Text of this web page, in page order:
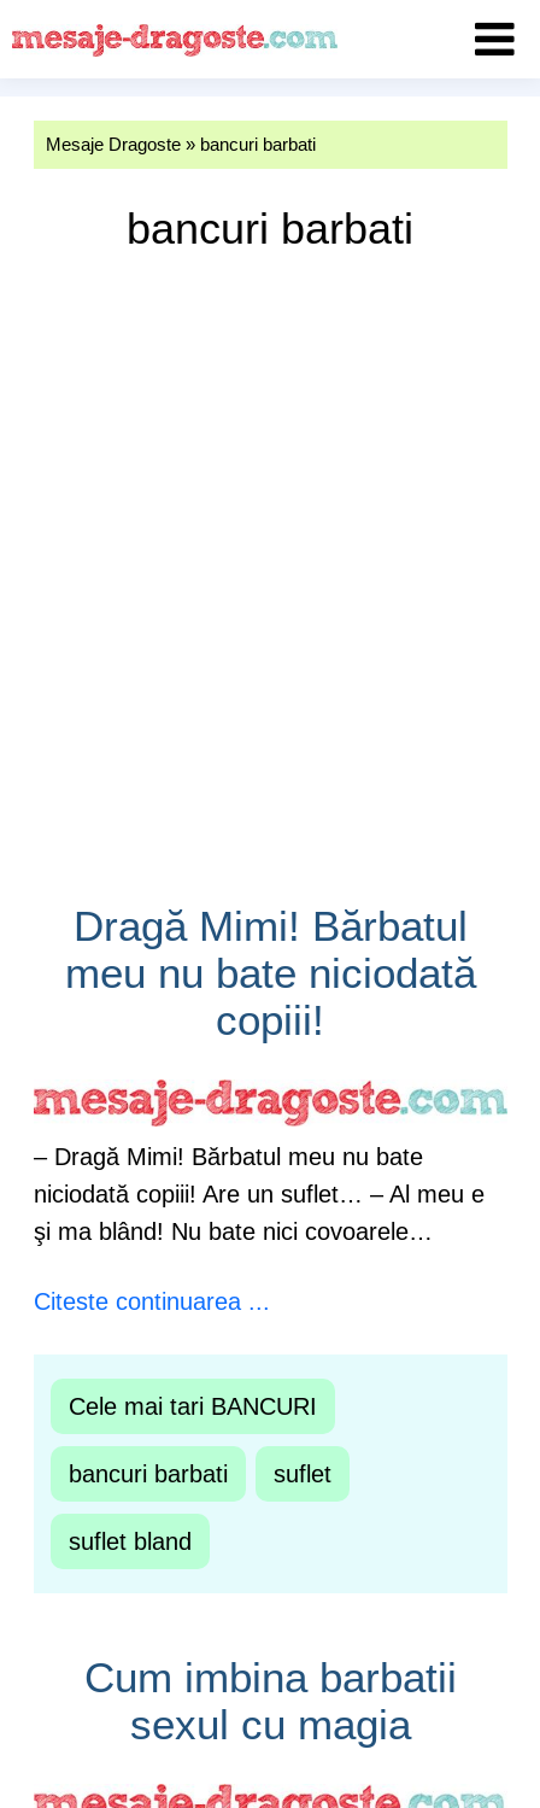
Mesaje Dragoste» bancuri barbati
bancuri barbati
Dragă Mimi! Bărbatul
meu nu bate niciodată
copiii!
– Dragă Mimi! Bărbatul meu nu bate
niciodată copiii! Are un suflet… – Al meu e
şi ma blând! Nu bate nici covoarele…
Citeste continuarea ...
Cele mai tari BANCURI
bancuri barbati suflet
suflet bland
Cum imbina barbatii
sexul cu magia